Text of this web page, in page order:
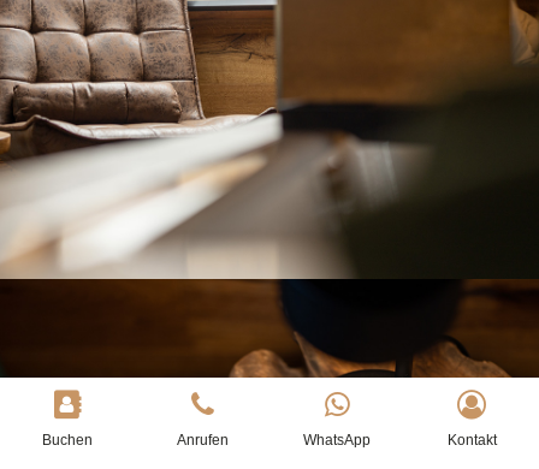
Buchen Anrufen WhatsApp Kontakt